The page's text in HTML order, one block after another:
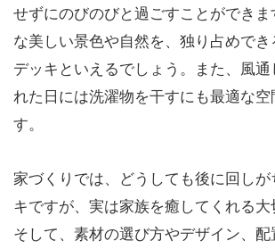
せずにのびのびと過ごすことができま
な美しい景色や自然を、独り占めでき
デッキといえるでしょう。また、風
れた日には洗濯物を干すにも最適な
す。
家づくりでは、どうしても後に回しが
キですが、実は家族を癒してくれる大
そして、素材の選び方やデザイン、配